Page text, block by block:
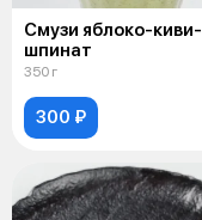
Смузи яблоко-киви-
шпинат
350 г
300 ₽